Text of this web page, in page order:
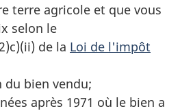
terre agricole et que vous
selon le
de la Loi de l'impôt
bien vendu;
après 1971 où le bien a